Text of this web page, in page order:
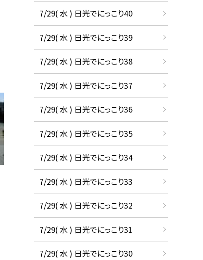
7/29( 水 ) 日光でにっこり40
7/29( 水 ) 日光でにっこり39
7/29( 水 ) 日光でにっこり38
7/29( 水 ) 日光でにっこり37
7/29( 水 ) 日光でにっこり36
7/29( 水 ) 日光でにっこり35
7/29( 水 ) 日光でにっこり34
7/29( 水 ) 日光でにっこり33
7/29( 水 ) 日光でにっこり32
7/29( 水 ) 日光でにっこり31
7/29( 水 ) 日光でにっこり30